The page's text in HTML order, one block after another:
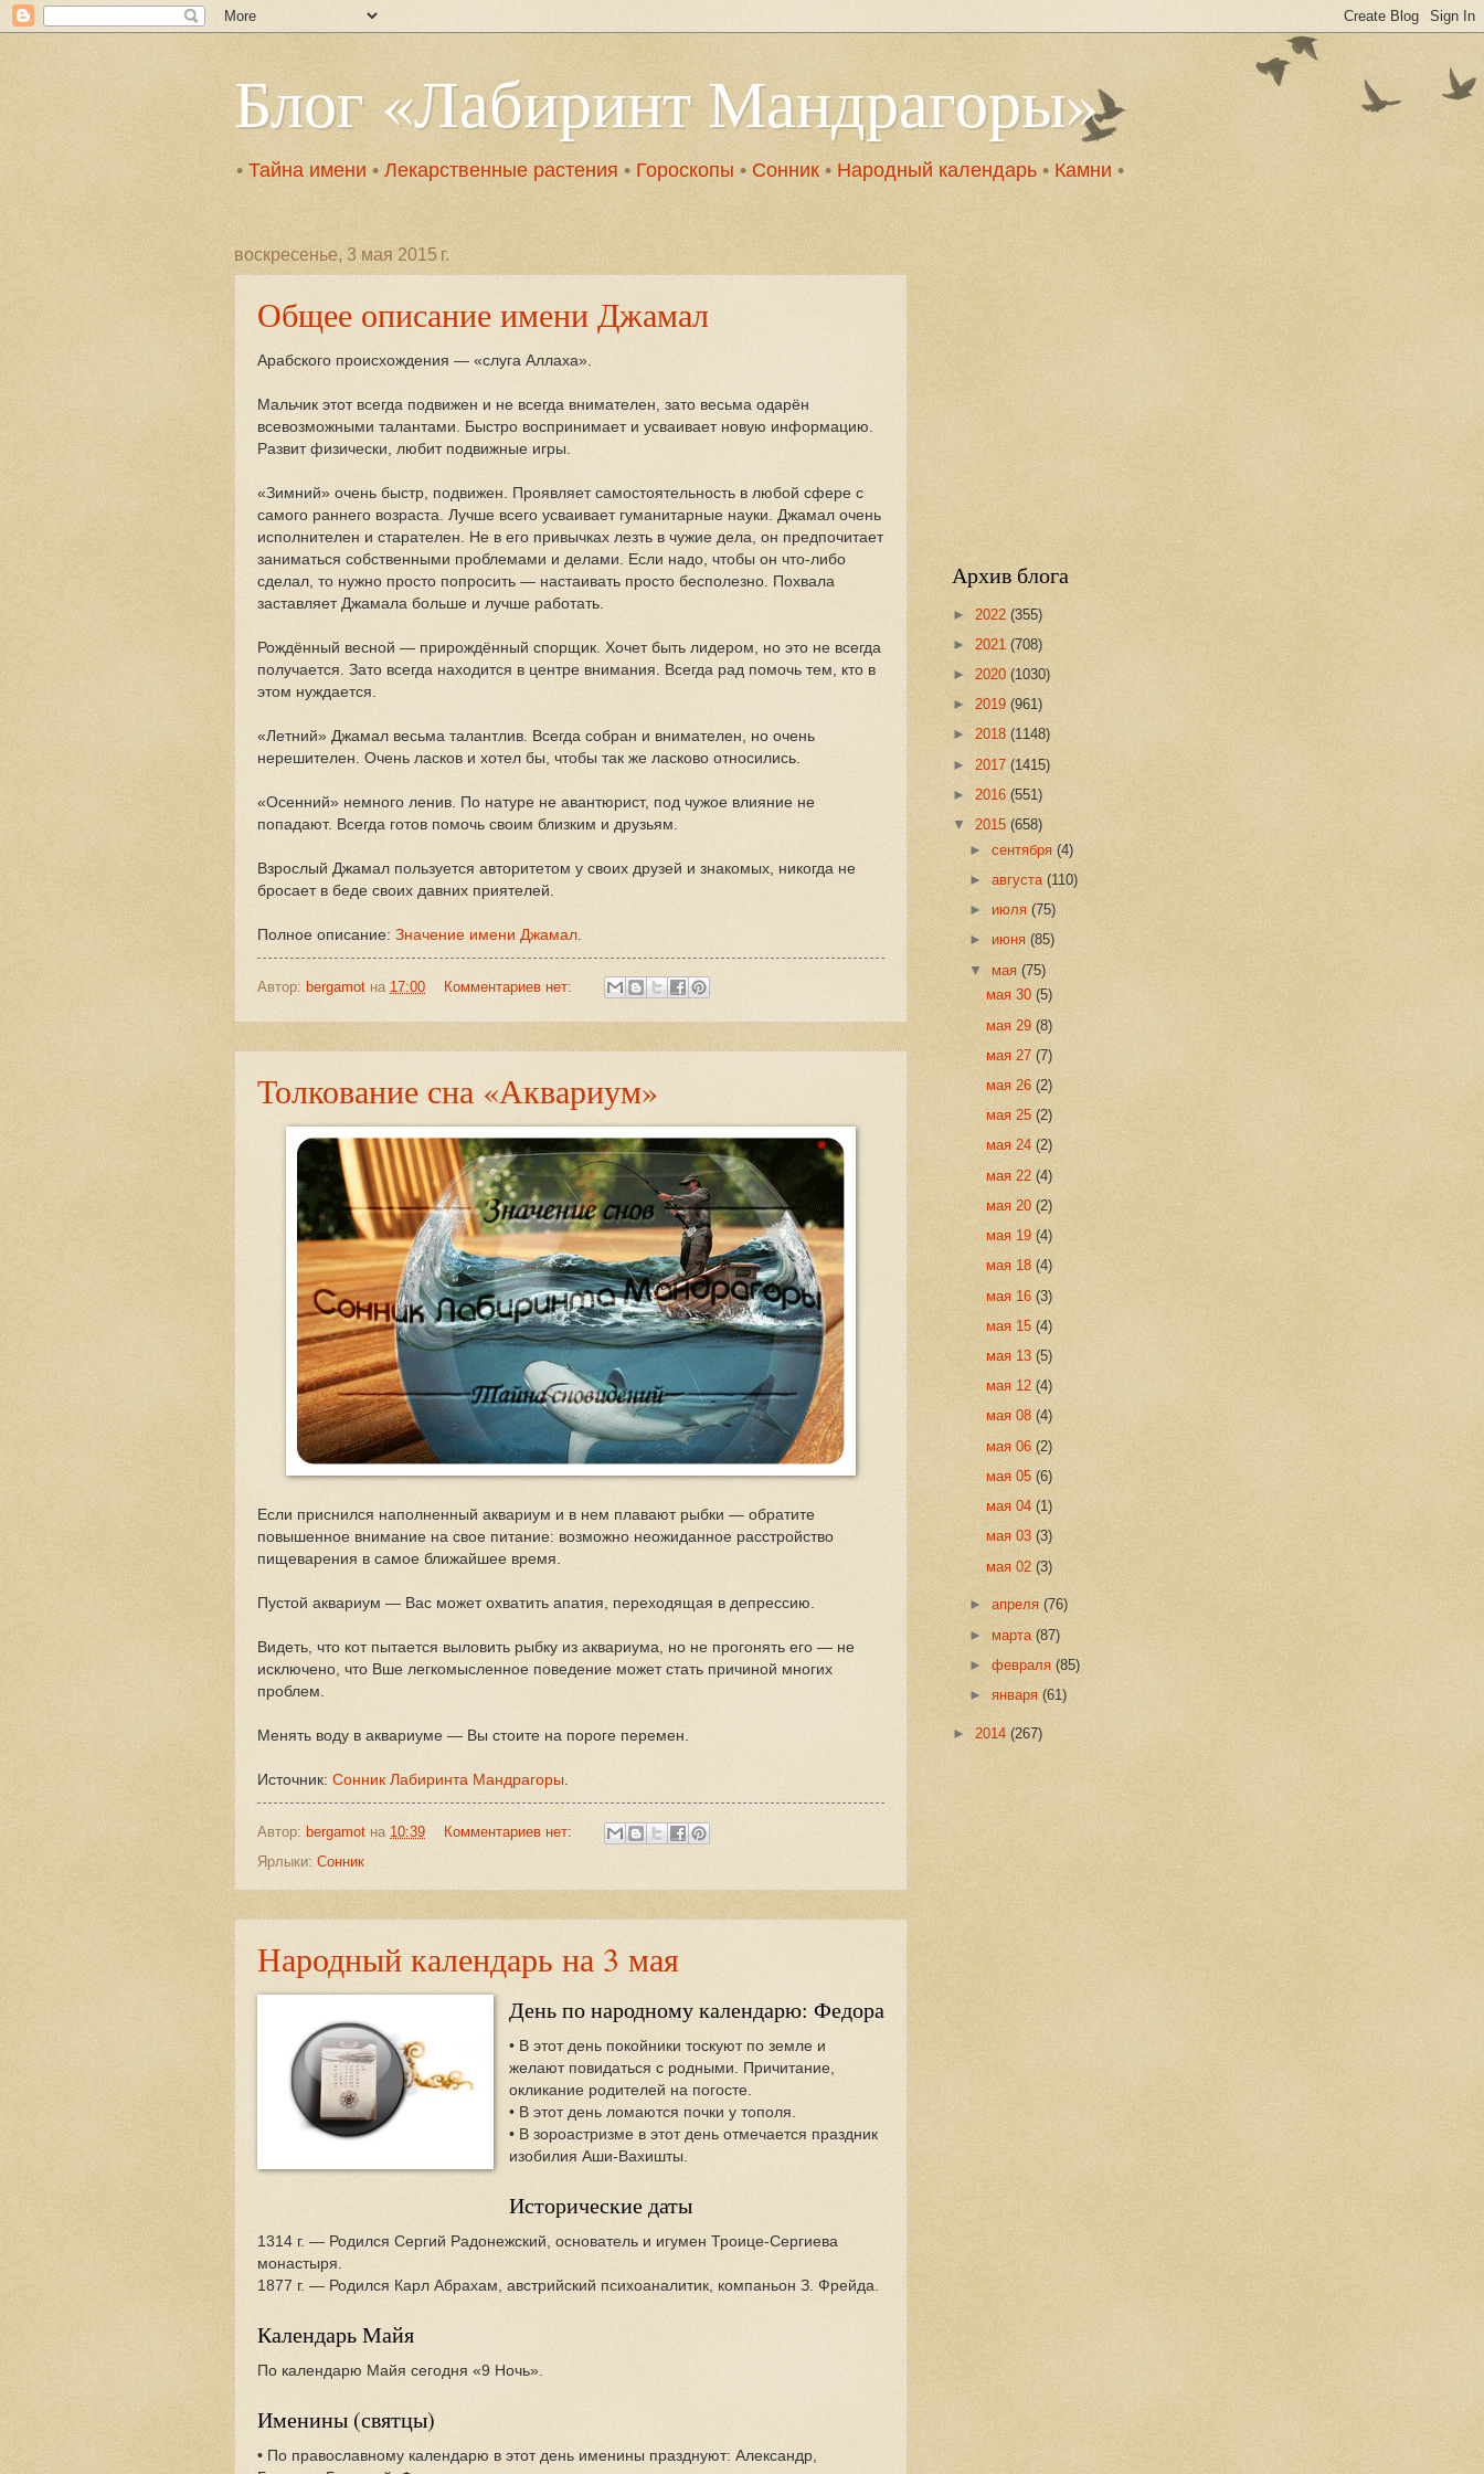
Блог «Лабиринт Мандрагоры»
• Тайна имени • Лекарственные растения • Гороскопы • Сонник • Народный календарь • Камни •
воскресенье, 3 мая 2015 г.
Общее описание имени Джамал
Арабского происхождения — «слуга Аллаха».
Мальчик этот всегда подвижен и не всегда внимателен, зато весьма одарён
всевозможными талантами. Быстро воспринимает и усваивает новую информацию.
Развит физически, любит подвижные игры.
«Зимний» очень быстр, подвижен. Проявляет самостоятельность в любой сфере с
самого раннего возраста. Лучше всего усваивает гуманитарные науки. Джамал очень
исполнителен и старателен. Не в его привычках лезть в чужие дела, он предпочитает
заниматься собственными проблемами и делами. Если надо, чтобы он что-либо
сделал, то нужно просто попросить — настаивать просто бесполезно. Похвала
заставляет Джамала больше и лучше работать.
Рождённый весной — прирождённый спорщик. Хочет быть лидером, но это не всегда
получается. Зато всегда находится в центре внимания. Всегда рад помочь тем, кто в
этом нуждается.
«Летний» Джамал весьма талантлив. Всегда собран и внимателен, но очень
нерешителен. Очень ласков и хотел бы, чтобы так же ласково относились.
«Осенний» немного ленив. По натуре не авантюрист, под чужое влияние не
попадают. Всегда готов помочь своим близким и друзьям.
Взрослый Джамал пользуется авторитетом у своих друзей и знакомых, никогда не
бросает в беде своих давних приятелей.
Полное описание: Значение имени Джамал
Автор: bergamot на 17:00 Комментариев нет:
Толкование сна «Аквариум»
Если приснился наполненный аквариум и в нем плавают рыбки — обратите
повышенное внимание на свое питание: возможно неожиданное расстройство
пищеварения в самое ближайшее время.
Пустой аквариум — Вас может охватить апатия, переходящая в депрессию.
Видеть, что кот пытается выловить рыбку из аквариума, но не прогонять его — не
исключено, что Вше легкомысленное поведение может стать причиной многих
проблем.
Менять воду в аквариуме — Вы стоите на пороге перемен.
Источник: Сонник Лабиринта Мандрагоры.
Автор: bergamot на 10:39
Комментариев нет:
Ярлыки: Сонник
Народный календарь на 3 мая
День по народному календарю: Федора
• В этот день покойники тоскуют по земле и
желают повидаться с родными. Причитание,
окликание родителей на погосте.
• В этот день ломаются почки у тополя.
• В зороастризме в этот день отмечается праздник
изобилия Аши-Вахишты.
Исторические даты
1314 г. — Родился Сергий Радонежский, основатель и игумен Троице-Сергиева
монастыря.
1877 г. — Родился Карл Абрахам, австрийский психоаналитик, компаньон З. Фрейда.
Календарь Майя
По календарю Майя сегодня «9 Ночь».
Именины (святцы)
• По православному календарю в этот день именины празднуют: Александр,
Архив блога
► 2022 (355)
► 2021 (708)
► 2020 (1030)
► 2019 (961)
► 2018 (1148)
► 2017 (1415)
► 2016 (551)
▼ 2015 (658)
►сентября(4)
►августа(110)
►июля(75)
►июня(85)
▼мая(75)
мая 30 (5)
мая 29 (8)
мая 27 (7)
мая 26 (2)
мая 25 (2)
мая 24 (2)
мая 22 (4)
мая 20 (2)
мая 19 (4)
мая 18 (4)
мая 16 (3)
мая 15 (4)
мая 13 (5)
мая 12 (4)
мая 08 (4)
мая 06 (2)
мая 05 (6)
мая 04 (1)
мая 03 (3)
мая 02 (3)
►апреля(76)
►марта(87)
►февраля(85)
►января(61)
► 2014 (267)